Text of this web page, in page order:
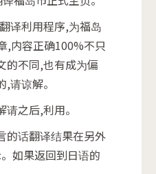
译利用程序,为福岛
,内容正确100%不只
的不同,也有成为偏
请谅解。
之后,利用。
的话翻译结果在另外
如果返回到日语的